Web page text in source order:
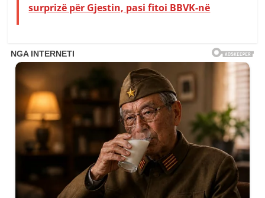
surprizë për Gjestin, pasi fitoi BBVK-në